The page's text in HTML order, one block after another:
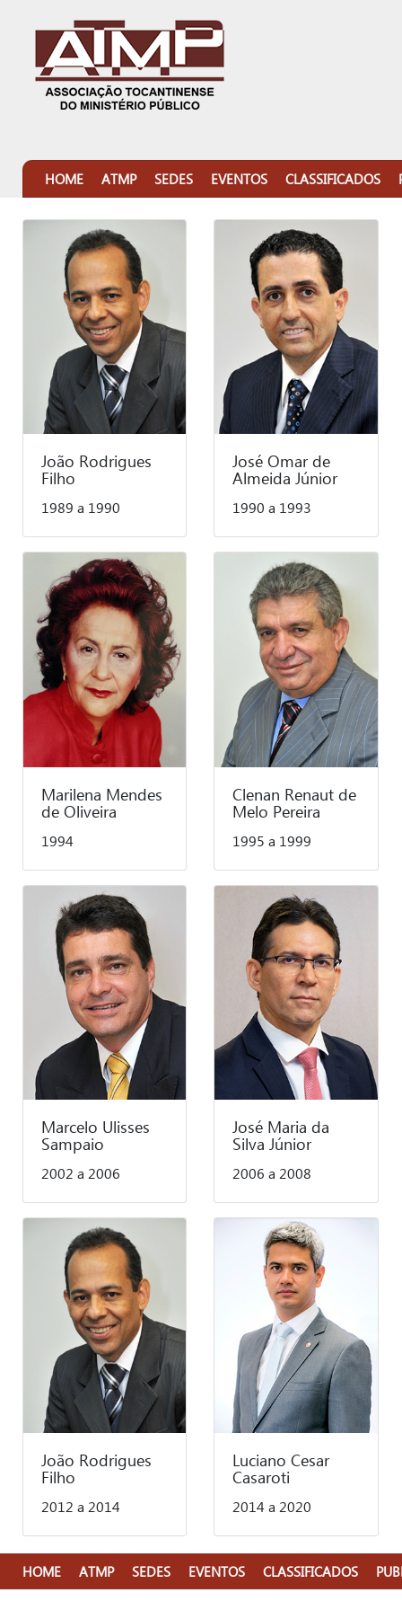
HOME ATMP SEDES EVENTOS CLASSIFICADOS
João Rodrigues
Filho
1989 a 1990
José Omar de
Almeida Júnior
1990 a 1993
Marilena Mendes
de Oliveira
1994
Clenan Renaut de
Melo Pereira
1995 a 1999
Marcelo Ulisses
Sampaio
2002 a 2006
José Maria da
Silva Júnior
2006 a 2008
João Rodrigues
Filho
2012 a 2014
Luciano Cesar
Casaroti
2014 a 2020
HOME ATMP SEDES EVENTOS CLASSIFICADOS